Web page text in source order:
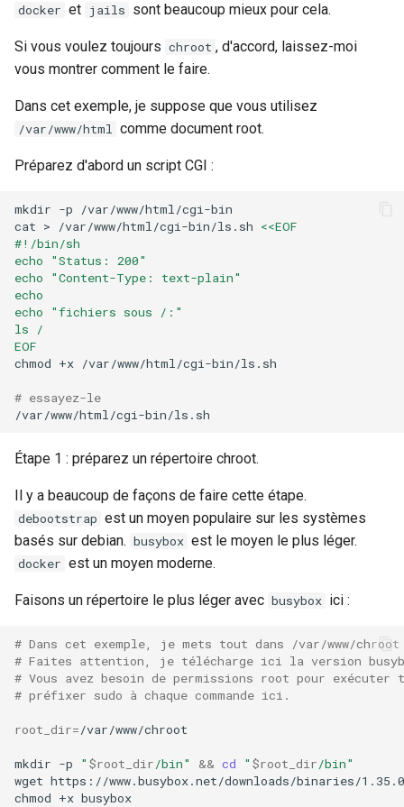
docker et jails sont beaucoup mieux pour cela.
Si vous voulez toujours chroot , d'accord, laissez-moi
vous montrer comment le faire.
Dans cet exemple, je suppose que vous utilisez
/var/www/html comme document root.
Préparez d'abord un script CGI :
mkdir -p
/var/www/html/cgi-bin
cat > /var/www/html/cgi-bin/ls.sh <<EOF
#!/bin/sh
echo "Status: 200"
echo "Content-Type: text-plain"
echo
echo "fichiers sous /:"
ls /
EOF
chmod +x /var/www/html/cgi-bin/ls.sh
# essayez-le
Étape 1 : préparez un répertoire chroot.
Il y a beaucoup de façons de faire cette étape.
debootstrap est un moyen populaire sur les systèmes
basés sur debian. busybox est le moyen le plus léger.
docker est un moyen moderne.
Faisons un répertoire le plus léger avec busybox ici :
# Dans cet exemple, je mets tout dans /var/www/chroot
# Faites attention, je télécharge ici la version
# Vous avez besoin de permissions root pour
# préfixer sudo à chaque commande ici.
root_dir=/var/www/chroot
mkdir -p " $root_dir/bin" && cd " $root_dir/bin"
wget https://www.busybox.net/downloads/binaries/
chmod +x busybox